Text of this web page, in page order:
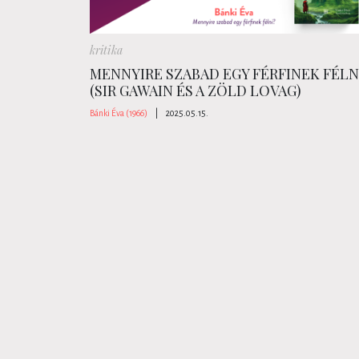
kritika
MENNYIRE SZABAD EGY FÉRFINEK
(SIR GAWAIN ÉS A ZÖLD LOVAG)
Bánki Éva (1966) 2025.05.15.